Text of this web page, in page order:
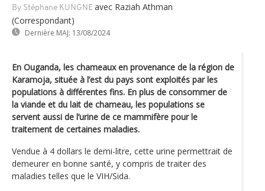
By Stéphane KUNGNE avec Raziah Athman
(Correspondant)
Dernière MAJ: 13/08/2024
En Ouganda, les chameaux en provenance de la région de
Karamoja, située à l’est du pays sont exploités par les
populations à différentes fins. En plus de consommer de
la viande et du lait de chameau, les populations se
servent aussi de l’urine de ce mammifère pour le
traitement de certaines maladies.
Vendue à 4 dollars le demi-litre, cette urine permettrait de
demeurer en bonne santé, y compris de traiter des
maladies telles que le VIH/Sida.